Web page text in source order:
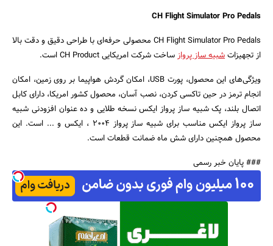
جستجو
CH Flight Simulator Pro Pedals
CH Flight Simulator Pro Pedals محصولی حرفه‌ای با طراحی دقیق و دقت بالا
از تجهیزاتشبیه ساز پروازساخت شرکت امریکایی CH Product است.
ویژگی‌های این محصول، پورت USB، امکان گردش هواپیما بر روی زمین، امکان
انجام ترمز در حین تاکسی کردن، نصب آسان، محصول کشور امریکا، دارای کابل
اتصال بلند، پک شبیه ساز پرواز ایکس نسخه طلایی و ده عنوان افزودنی شبیه
ساز پرواز ایکس مناسب برای شبیه ساز پرواز ۲۰۰۴ ، ایکس و ... است. این
محصول همچنین دارای شش ماه ضمانت قطعات است.
### پایان خبر رسمی